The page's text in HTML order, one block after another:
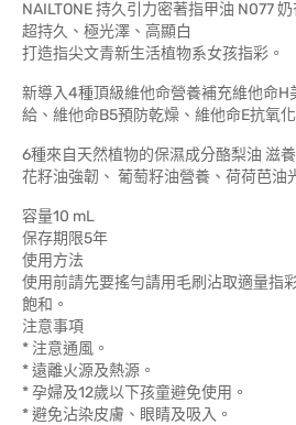
NAILTONE 持久引力密著指甲油 N077
超持久、極光澤、高顯白
打造指尖文青新生活植物系女孩指彩。
新導入4種頂級維他命營養補充維他命H
給、維他命B5預防乾燥、維他命E抗氧化
6種來自天然植物的保濕成分酪梨油 滋
花籽油強韌、 葡萄籽油營養、荷荷芭油
容量10 mL
保存期限5年
使用方法
使用前請先要搖勻請用毛刷沾取適量指
飽和。
注意事項
* 注意通風。
* 遠離火源及熱源。
* 孕婦及12歲以下孩童避免使用。
* 避免沾染皮膚、眼睛及吸入。